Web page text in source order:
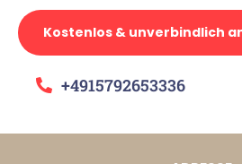
Kostenlos & unverbindlich
+4915792653336